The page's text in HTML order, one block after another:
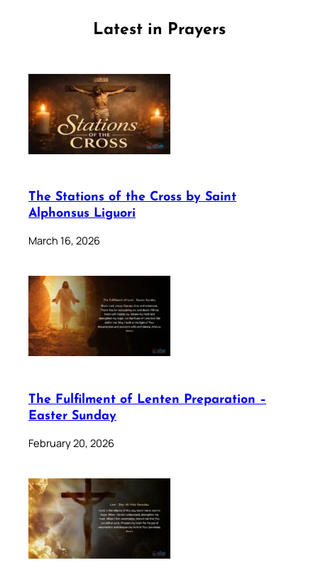
Latest in Prayers
The Stations of the Cross by Saint
Alphonsus Liguori
March 16, 2026
The Fulfilment of Lenten Preparation –
Easter Sunday
February 20, 2026